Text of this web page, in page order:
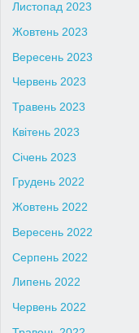
Листопад 2023
Жовтень 2023
Вересень 2023
Червень 2023
Травень 2023
Квітень 2023
Січень 2023
Грудень 2022
Жовтень 2022
Вересень 2022
Серпень 2022
Липень 2022
Червень 2022